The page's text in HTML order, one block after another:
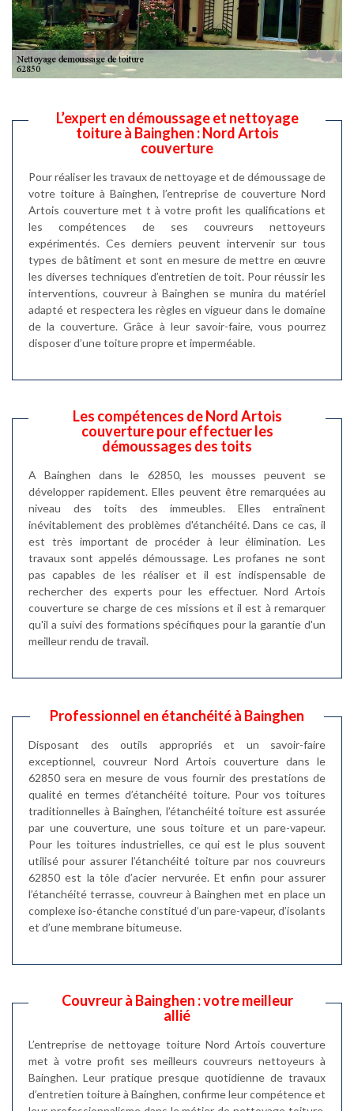
L’expert en démoussage et nettoyage
toiture à Bainghen : Nord Artois
couverture
Pour réaliser les travaux de nettoyage et de démoussage de
votre toiture à Bainghen, l’entreprise de couverture Nord
Artois couverture met t à votre profit les qualifications et
les compétences de ses couvreurs nettoyeurs
expérimentés. Ces derniers peuvent intervenir sur tous
types de bâtiment et sont en mesure de mettre en œuvre
les diverses techniques d’entretien de toit. Pour réussir les
interventions, couvreur à Bainghen se munira du matériel
adapté et respectera les règles en vigueur dans le domaine
de la couverture. Grâce à leur savoir-faire, vous pourrez
disposer d’une toiture propre et imperméable.
Les compétences de Nord Artois
couverture pour effectuer les
démoussages des toits
A Bainghen dans le 62850, les mousses peuvent se
développer rapidement. Elles peuvent être remarquées au
niveau des toits des immeubles. Elles entraînent
inévitablement des problèmes d'étanchéité. Dans ce cas, il
est très important de procéder à leur élimination. Les
travaux sont appelés démoussage. Les profanes ne sont
pas capables de les réaliser et il est indispensable de
rechercher des experts pour les effectuer. Nord Artois
couverture se charge de ces missions et il est à remarquer
qu'il a suivi des formations spécifiques pour la garantie d'un
meilleur rendu de travail.
Professionnel en étanchéité à Bainghen
Disposant des outils appropriés et un savoir-faire
exceptionnel, couvreur Nord Artois couverture dans le
62850 sera en mesure de vous fournir des prestations de
qualité en termes d’étanchéité toiture. Pour vos toitures
traditionnelles à Bainghen, l’étanchéité toiture est assurée
par une couverture, une sous toiture et un pare-vapeur.
Pour les toitures industrielles, ce qui est le plus souvent
utilisé pour assurer l’étanchéité toiture par nos couvreurs
62850 est la tôle d’acier nervurée. Et enfin pour assurer
l’étanchéité terrasse, couvreur à Bainghen met en place un
complexe iso-étanche constitué d’un pare-vapeur, d’isolants
et d’une membrane bitumeuse.
Couvreur à Bainghen : votre meilleur
allié
L’entreprise de nettoyage toiture Nord Artois couverture
met à votre profit ses meilleurs couvreurs nettoyeurs à
Bainghen. Leur pratique presque quotidienne de travaux
d’entretien toiture à Bainghen, confirme leur compétence et